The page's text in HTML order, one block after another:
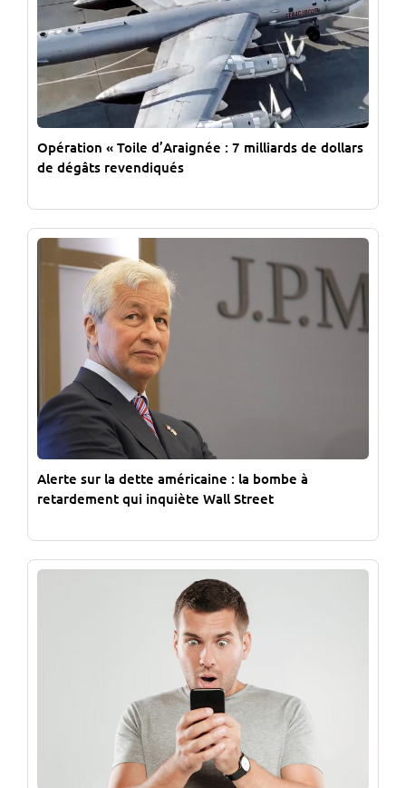
Opération « Toile d’Araignée : 7 milliards de dollars
de dégâts revendiqués
Alerte sur la dette américaine : la bombe à
retardement qui inquiète Wall Street